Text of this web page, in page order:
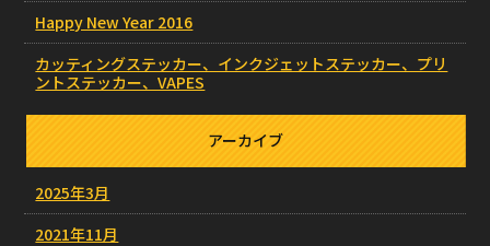
Happy New Year 2016
カッティングステッカー、インクジェットステッカー、プリ
ントステッカー、VAPES
アーカイブ
2025年3月
2021年11月